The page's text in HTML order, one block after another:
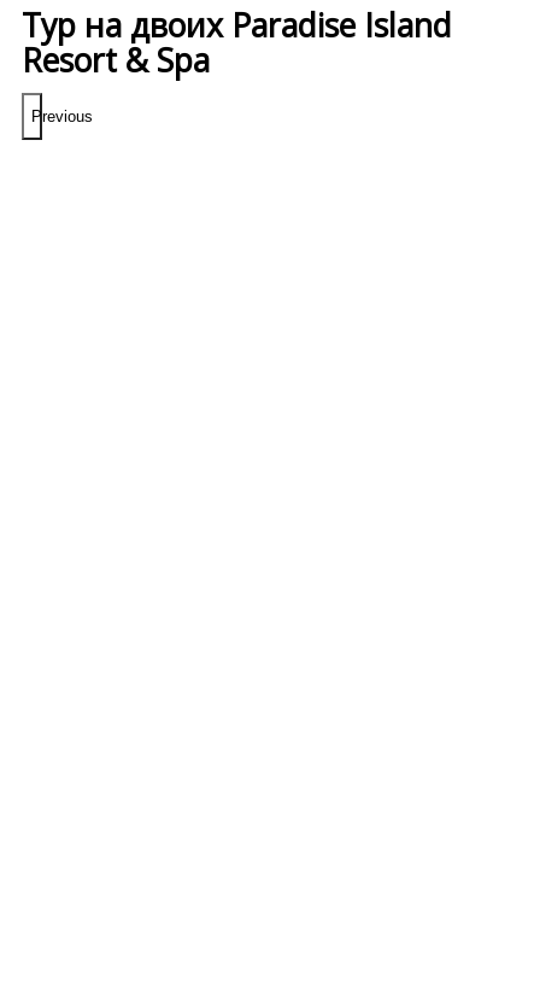
Тур на двоих Paradise Island
Resort & Spa
Previous